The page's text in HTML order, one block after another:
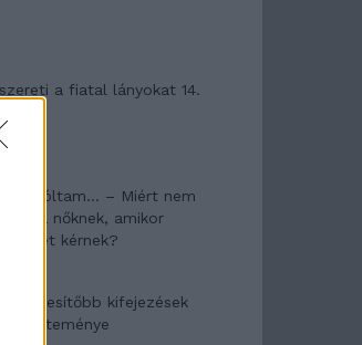
a fiatal lányokat 14.
szóltam… – Miért nem
a nőknek, amikor
kérnek?
legidegesítőbb kifejezések
gyűjteménye